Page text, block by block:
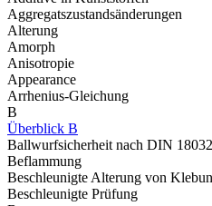
Aggregatszustandsänderungen
Alterung
Amorph
Anisotropie
Appearance
Arrhenius-Gleichung
B
Überblick B
Ballwurfsicherheit nach DIN
Beflammung
Beschleunigte Alterung von
Beschleunigte Prüfung